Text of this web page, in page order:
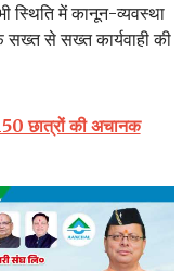
स्थिति में कानून-व्यवस्था
से सख्त कार्यवाही की
छात्रों की अचानक